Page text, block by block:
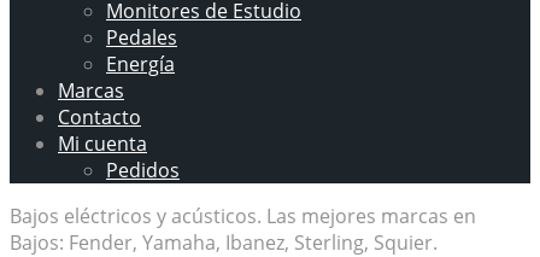
Monitores de Estudio
Pedales
Energía
Marcas
Contacto
Mi cuenta
Pedidos
Bajos eléctricos y acústicos. Las mejores marcas en
Bajos: Fender, Yamaha, Ibanez, Sterling, Squier.